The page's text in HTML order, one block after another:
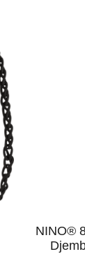
NINO®